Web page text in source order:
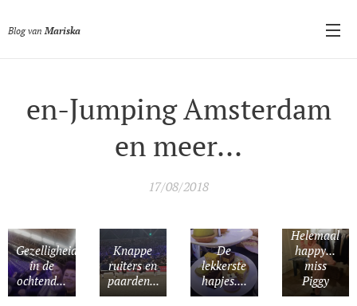
Blog van Mariska
en-Jumping Amsterdam
en meer...
17/08/2018
Gezelligheid
in de
ochtend...
Knappe
ruiters en
paarden...
De
lekkerste
hapjes....
Helemaal
happy...
miss
Piggy